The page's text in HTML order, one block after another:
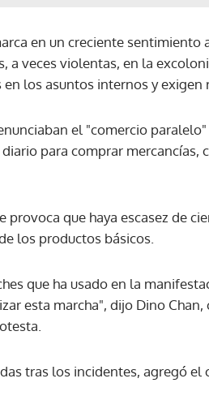
Gracias por suscribirte a nuestro
en un creciente sentimiento
a veces violentas, en la
los asuntos internos y exigen
el "comercio
para comprar
provoca que haya escasez de
los productos básicos.
que ha usado en la
esta marcha", dijo Dino
tras los incidentes, agregó el